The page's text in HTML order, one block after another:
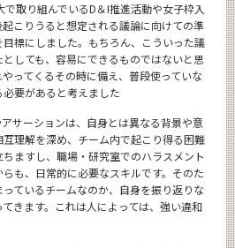
で取り組んでいるD＆I推進活動や女子枠入
こりうると想定される議論に向けての準
標にしました。もちろん、こういった議
しても、容易にできるものではないと思
ってくるその時に備え、普段使っていな
要があると考えました
サーションは、自身とは異なる背景や意
理解を深め、チーム内で起こり得る困難
ますし、職場・研究室でのハラスメント
も、日常的に必要なスキルです。そのた
ているチームなのか、自身を振り返りな
きます。これは人によっては、強い違和